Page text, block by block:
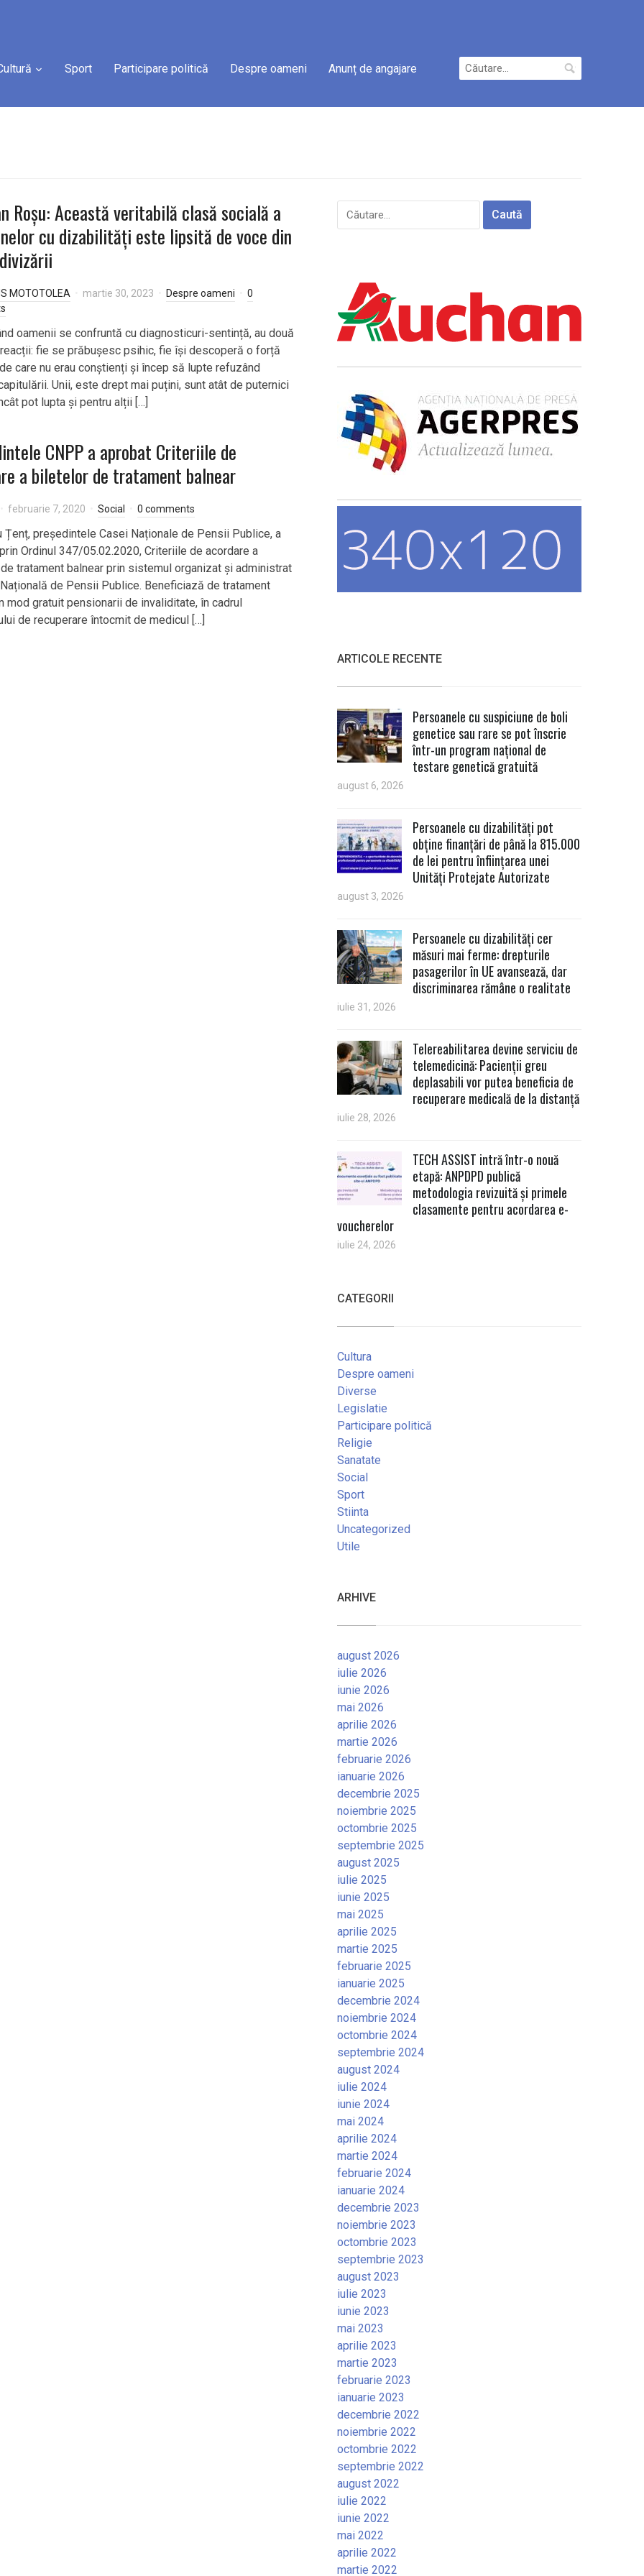
Sport Participare politică Despre oameni Anunț de angajare
Caută
după:
Roșu: Această veritabilă clasă socială a
cu dizabilități este lipsită de voce din
MOTOTOLEA martie 30, 2023 Despre oameni
0
oamenii se confruntă cu diagnosticuri-sentință, au două
fie se prăbușesc psihic, fie își descoperă o forță
care nu erau conștienți și încep să lupte refuzând
Unii, este drept mai puțini, sunt atât de puternici
pot lupta și pentru alții […]
CNPP a aprobat Criteriile de
a biletelor de tratament balnear
februarie 7, 2020 Social 0 comments
Țenț, președintele Casei Naționale de Pensii Publice, a
Ordinul 347/05.02.2020, Criteriile de acordare a
tratament balnear prin sistemul organizat și administrat
de Pensii Publice. Beneficiază de tratament
mod gratuit pensionarii de invaliditate, în cadrul
de recuperare întocmit de medicul […]
Caută
după:
ARTICOLE RECENTE
Persoanele cu suspiciune de boli
genetice sau rare se pot înscrie
într-un program național de
testare genetică gratuită
august 6, 2026
Persoanele cu dizabilități pot
obține finanțări de până la 815.000
de lei pentru înființarea unei
Unități Protejate Autorizate
august 3, 2026
Persoanele cu dizabilități cer
măsuri mai ferme: drepturile
pasagerilor în UE avansează, dar
discriminarea rămâne o realitate
iulie 31, 2026
Telereabilitarea devine serviciu de
telemedicină: Pacienții greu
deplasabili vor putea beneficia de
recuperare medicală de la distanță
iulie 28, 2026
TECH ASSIST intră într-o nouă
etapă: ANPDPD publică
metodologia revizuită și primele
clasamente pentru acordarea e-
voucherelor
iulie 24, 2026
CATEGORII
Cultura
Despre oameni
Diverse
Legislatie
Participare politică
Religie
Sanatate
Social
Sport
Stiinta
Uncategorized
Utile
ARHIVE
august 2026
iulie 2026
iunie 2026
mai 2026
aprilie 2026
martie 2026
februarie 2026
ianuarie 2026
decembrie 2025
noiembrie 2025
octombrie 2025
septembrie 2025
august 2025
iulie 2025
iunie 2025
mai 2025
aprilie 2025
martie 2025
februarie 2025
ianuarie 2025
decembrie 2024
noiembrie 2024
octombrie 2024
septembrie 2024
august 2024
iulie 2024
iunie 2024
mai 2024
aprilie 2024
martie 2024
februarie 2024
ianuarie 2024
decembrie 2023
noiembrie 2023
octombrie 2023
septembrie 2023
august 2023
iulie 2023
iunie 2023
mai 2023
aprilie 2023
martie 2023
februarie 2023
ianuarie 2023
decembrie 2022
noiembrie 2022
octombrie 2022
septembrie 2022
august 2022
iulie 2022
iunie 2022
mai 2022
aprilie 2022
martie 2022